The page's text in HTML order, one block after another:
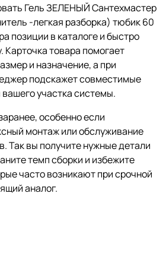
Гель ЗЕЛЕНЫЙ Сантехмастер
-легкая разборка) тюбик 60
позиции в каталоге и быстро
Карточка товара помогает
и назначение, а при
подскажет совместимые
участка системы.
особенно если
монтаж или обслуживание
Так вы получите нужные детали
темп сборки и избежите
часто возникают при срочной
аналог.